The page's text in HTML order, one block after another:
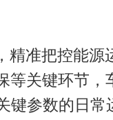
精准把控能源
等关键环节，
键参数的日